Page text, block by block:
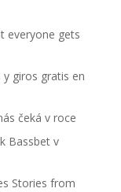
everyone gets
y giros gratis en
čeká v roce
Bassbet v
Stories from